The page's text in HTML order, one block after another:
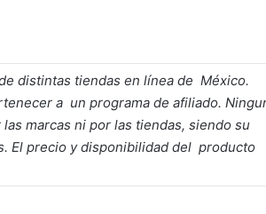
distintas tiendas en línea de México.
a un programa de afiliado.
marcas ni por las tiendas, siendo su
El precio y disponibilidad del producto